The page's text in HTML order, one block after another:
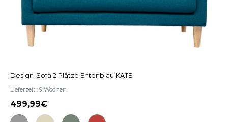
Design-Sofa 2 Plätze Entenblau KATE
Lieferzeit : 9 Wochen
499,99